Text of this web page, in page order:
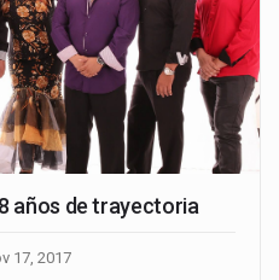
años de trayectoria
17, 2017